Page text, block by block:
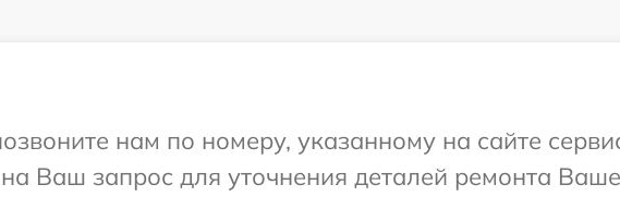
нам по номеру, указанному на сайте
Ваш запрос для уточнения деталей ремонта